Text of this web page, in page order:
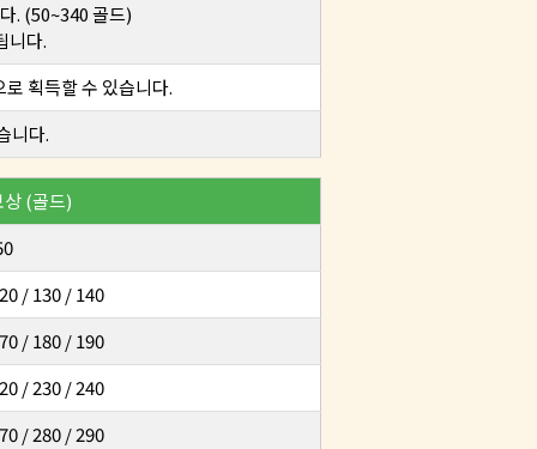
. (50~340 골드)
니다.
획득할 수 있습니다.
니다.
(골드)
/ 130 / 140
/ 180 / 190
/ 230 / 240
/ 280 / 290